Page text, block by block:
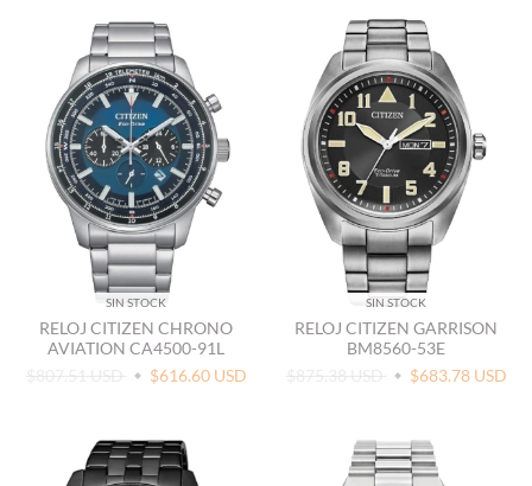
SIN STOCK
RELOJ CITIZEN CHRONO
AVIATION CA4500-91L
$807.51 USD
$616.60 USD
SIN STOCK
RELOJ CITIZEN GARRISON
BM8560-53E
$875.38 USD
$683.78 USD